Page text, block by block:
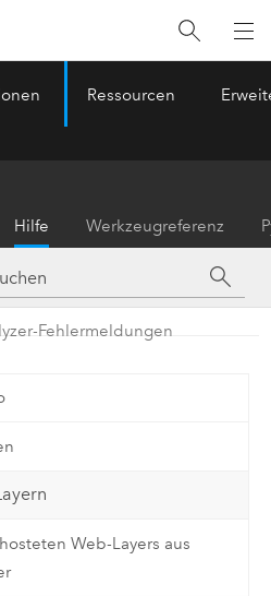
Ressourcen
Hilfe Werkzeugreferenz
Fehlermeldungen
Web-Layers aus